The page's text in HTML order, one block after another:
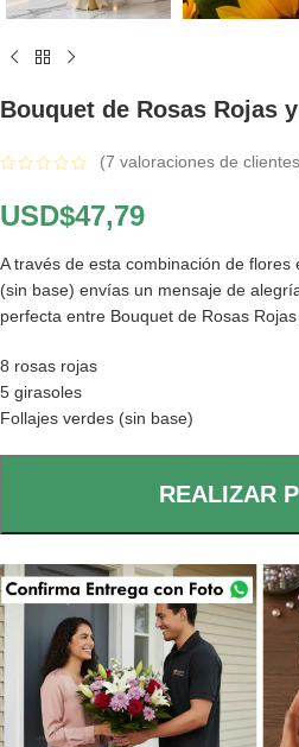
Bouquet de Rosas Rojas
(7 valoraciones de
USD$47,79
A través de esta combinación de
(sin base) envías un mensaje de
perfecta entre Bouquet de Rosas
8 rosas rojas
5 girasoles
Follajes verdes (sin base)
REALIZAR